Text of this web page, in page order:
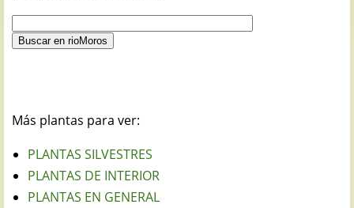
Más plantas para ver:
PLANTAS SILVESTRES
PLANTAS DE INTERIOR
PLANTAS EN GENERAL